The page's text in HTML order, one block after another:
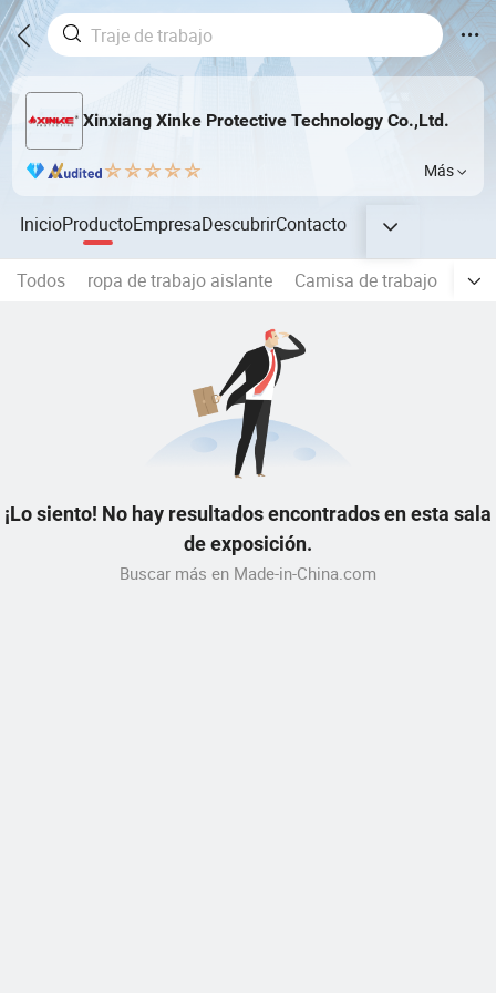
Xinxiang Xinke Protective Technology Co.,Ltd.
Más
InicioProductoEmpresaDescubrirContacto
Todos ropa de trabajo aislante Camisa de trabajo
¡Lo siento! No hay resultados encontrados en esta sala
de exposición.
Buscar más en Made-in-China.com